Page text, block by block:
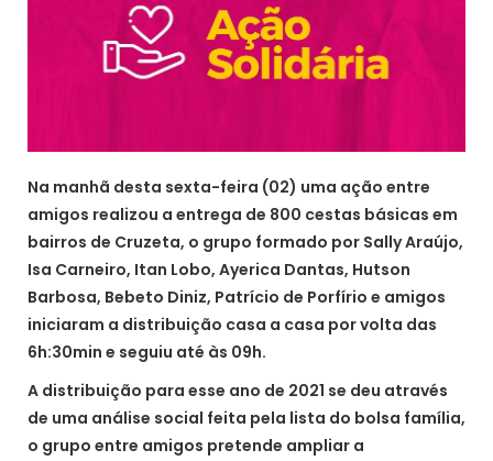
Na manhã desta sexta-feira (02) uma ação entre
amigos realizou a entrega de 800 cestas básicas em
bairros de Cruzeta, o grupo formado por Sally Araújo,
Isa Carneiro, Itan Lobo, Ayerica Dantas, Hutson
Barbosa, Bebeto Diniz, Patrício de Porfírio e amigos
iniciaram a distribuição casa a casa por volta das
6h:30min e seguiu até às 09h.
A distribuição para esse ano de 2021 se deu através
de uma análise social feita pela lista do bolsa família,
o grupo entre amigos pretende ampliar a